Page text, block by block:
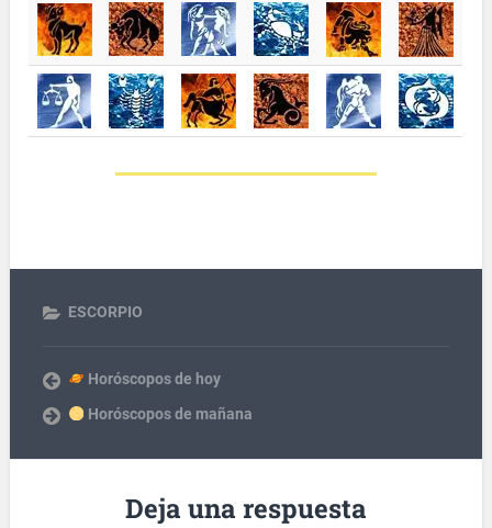
ESCORPIO
Horóscopos de hoy
Horóscopos de mañana
Deja una respuesta